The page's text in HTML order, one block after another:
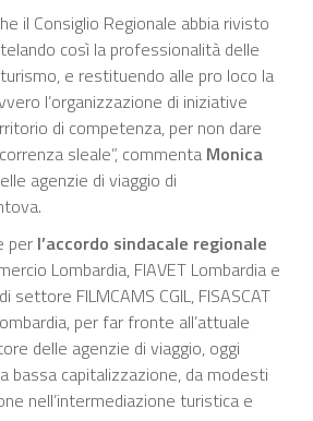
il Consiglio Regionale abbia rivisto
così la professionalità delle
e restituendo alle pro loco la
l’organizzazione di iniziative
di competenza, per non dare
sleale”, commenta Monica
agenzie di viaggio di
per l’accordo sindacale regionale
Lombardia, FIAVET Lombardia e
settore FILMCAMS CGIL, FISASCAT
per far fronte all’attuale
delle agenzie di viaggio, oggi
bassa capitalizzazione, da modesti
nell’intermediazione turistica e